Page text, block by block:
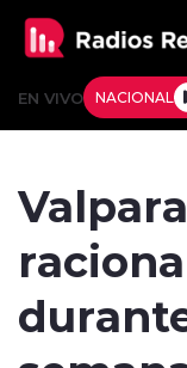
EN VIVO NACIONAL
Actualidad